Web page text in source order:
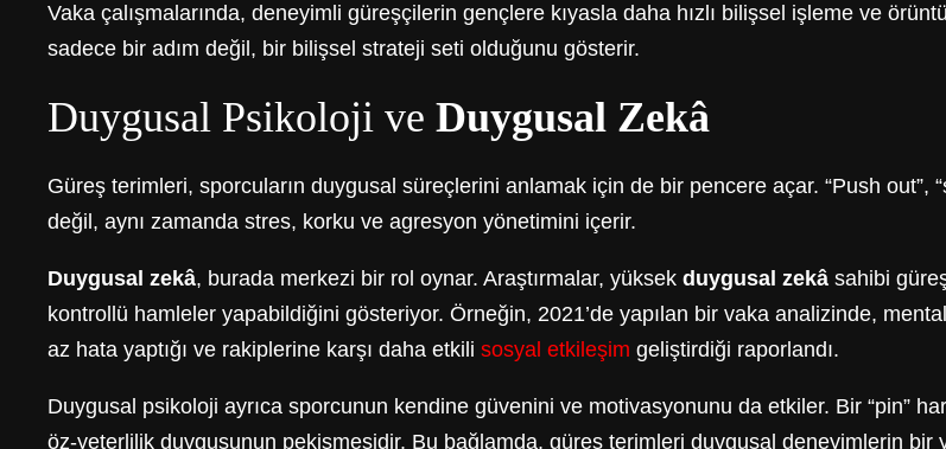
Vaka çalışmalarında, deneyimli güreşçilerin gençlere kıyasla daha hızlı bilişsel işleme ve
sadece bir adım değil, bir bilişsel strateji seti olduğunu gösterir.
Duygusal Psikoloji ve Duygusal Zekâ
Güreş terimleri, sporcuların duygusal süreçlerini anlamak için de bir pencere açar. “Push out”,
değil, aynı zamanda stres, korku ve agresyon yönetimini içerir.
Duygusal zekâ, burada merkezi bir rol oynar. Araştırmalar, yüksek duygusal zekâ sahibi
kontrollü hamleler yapabildiğini gösteriyor. Örneğin, 2021’de yapılan bir vaka analizinde,
az hata yaptığı ve rakiplerine karşı daha etkili sosyal etkileşim geliştirdiği raporlandı.
Duygusal psikoloji ayrıca sporcunun kendine güvenini ve motivasyonunu da etkiler. Bir “pin”
öz-yeterlilik duygusunun pekişmesidir. Bu bağlamda, güreş terimleri duygusal deneyimlerin bir